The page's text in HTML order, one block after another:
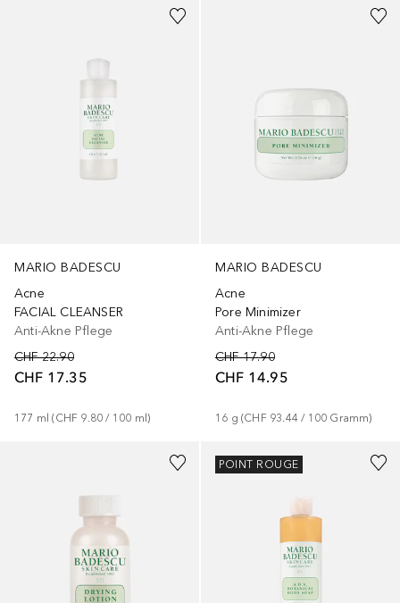
MARIO BADESCU
Acne
FACIAL CLEANSER
Anti-Akne Pflege
CHF 22.90
CHF 17.35
177 ml (CHF 9.80 / 100 ml)
MARIO BADESCU
Acne
Pore Minimizer
Anti-Akne Pflege
CHF 17.90
CHF 14.95
16 g (CHF 93.44 / 100 Gramm)
POINT ROUGE